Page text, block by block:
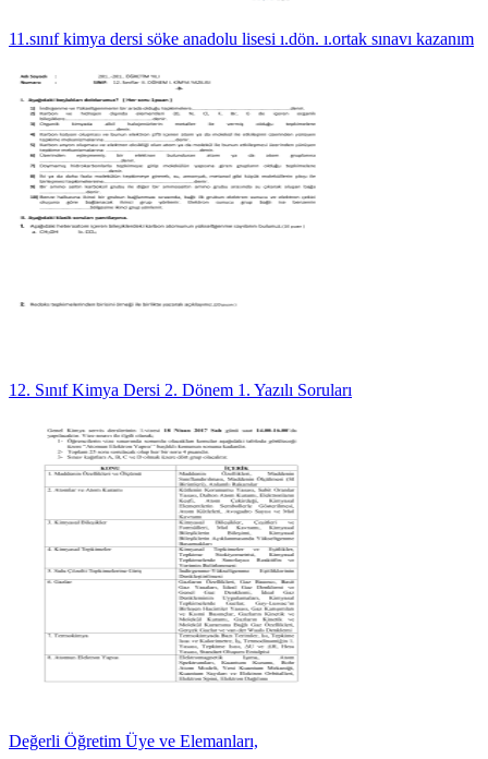
11.sınıf kimya dersi söke anadolu lisesi ı.dön. ı.ortak sınavı kazanım
12. Sınıf Kimya Dersi 2. Dönem 1. Yazılı Soruları
Değerli Öğretim Üye ve Elemanları,